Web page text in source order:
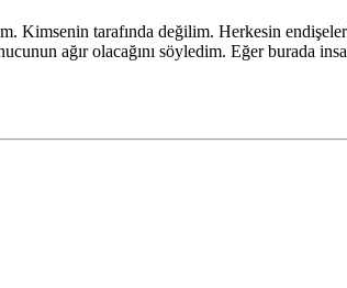
Kimsenin tarafında değilim. Herkesin
ağır olacağını söyledim. Eğer burada